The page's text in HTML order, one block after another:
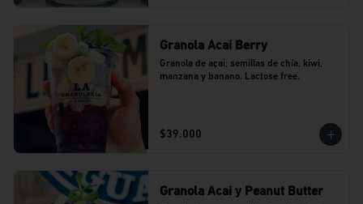
Granola Acai Berry
Granola de açai, semillas de chía, kiwi,
manzana y banano. Lactose free.
$39.000
Granola Acai y Peanut Butter